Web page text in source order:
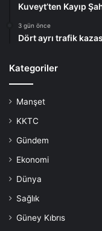
Kuveyt’ten Kayıp
3 gün önce
Dört ayrı trafik
Kategoriler
Manşet
KKTC
Gündem
Ekonomi
Dünya
Sağlık
Güney Kıbrıs